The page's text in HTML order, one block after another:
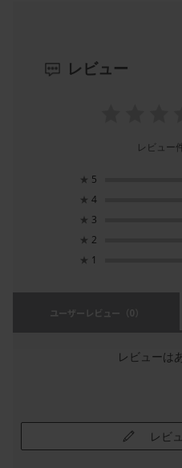
レビュー
レビュー
★ 5
★ 4
★ 3
★ 2
★ 1
ユーザーレビュー （0）
レビューは
レビ